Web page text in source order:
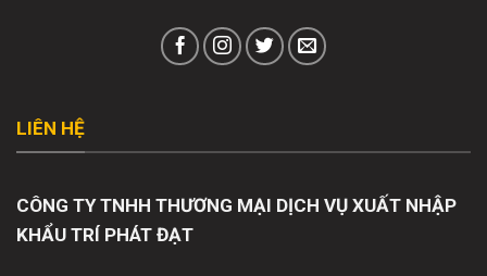
LIÊN HỆ
CÔNG TY TNHH THƯƠNG MẠI DỊCH VỤ XUẤT NHẬP
KHẨU TRÍ PHÁT ĐẠT